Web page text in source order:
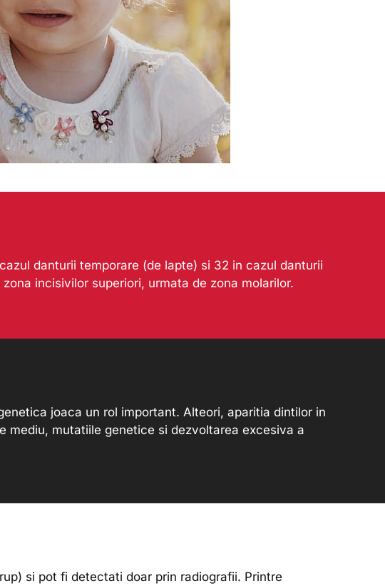
danturii temporare (de lapte) si 32 in cazul danturii
incisivilor superiori, urmata de zona molarilor.
joaca un rol important. Alteori, aparitia dintilor in
mediu, mutatiile genetice si dezvoltarea excesiva a
si pot fi detectati doar prin radiografii. Printre